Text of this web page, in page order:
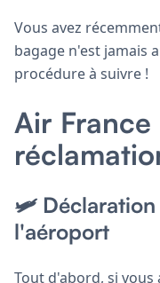
Vous avez
bagage n'est jamais
procédure à suivre !
Air France
🛩️ Déclaration
l'aéroport
Tout d'abord, si